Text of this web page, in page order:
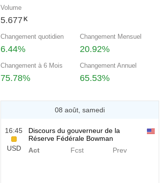
Volume
5.677 K
Changement quotidien
6.44%
Changement Mensuel
20.92%
Changement à 6 Mois
75.78%
Changement Annuel
65.53%
08 août, samedi
16:45
USD
Discours du gouverneur de la
Réserve Fédérale Bowman
Act
Fcst Prev